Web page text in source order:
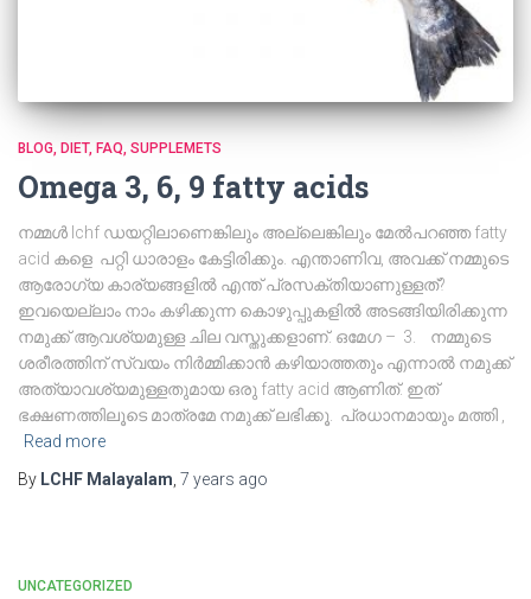
BLOG DIET FAQ SUPPLEMETS
Omega 3, 6, 9 fatty acids
നമ്മൾ lchf ഡയറ്റിലാണെങ്കിലും അല്ലെങ്കിലും മേൽപറഞ്ഞ fatty
acid കളെ പറ്റി ധാരാളം കേട്ടിരിക്കും. എന്താണിവ, അവക്ക് നമ്മുടെ
ആരോഗ്യ കാര്യങ്ങളിൽ എന്ത് പ്രസക്തിയാണുള്ളത്?
ഇവയെല്ലാം നാം കഴിക്കുന്ന കൊഴുപ്പുകളിൽ അടങ്ങിയിരിക്കുന്ന
നമുക്ക് ആവശ്യമുള്ള ചില വസ്തുക്കളാണ്. ഒമേഗ – 3. നമ്മുടെ
ശരീരത്തിന് സ്വയം നിർമ്മിക്കാൻ കഴിയാത്തതും എന്നാൽ നമുക്ക്
അത്യാവശ്യമുള്ളതുമായ ഒരു fatty acid ആണിത്. ഇത്
ഭക്ഷണത്തിലൂടെ മാത്രമേ നമുക്ക് ലഭിക്കൂ. പ്രധാനമായും മത്തി ,
Read more
By LCHF Malayalam 7 years ago
UNCATEGORIZED